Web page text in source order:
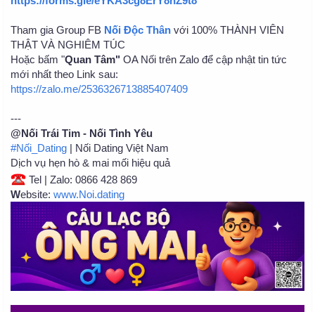
Tham gia Group FB Nối Độc Thân với 100% THÀNH VIÊN
THẬT VÀ NGHIÊM TÚC
Hoặc bấm "Quan Tâm" OA Nối trên Zalo để cập nhật tin tức
mới nhất theo Link sau:
https://zalo.me/2536326713885407409
---
@Nối Trái Tim - Nối Tình Yêu
#Nối_Dating | Nối Dating Việt Nam
Dịch vụ hẹn hò & mai mối hiệu quả
Tel | Zalo: 0866 428 869
Website: www.Noi.dating